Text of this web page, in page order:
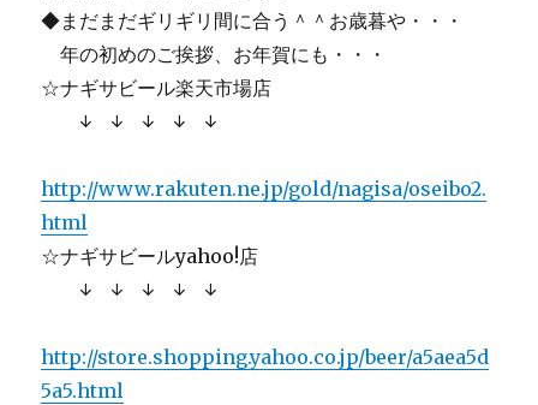
◆まだまだギリギリ間に合う＾＾お歳暮や・・・
年の初めのご挨拶、お年賀にも・・・
☆ナギサビール楽天市場店
↓ ↓ ↓ ↓ ↓
http://www.rakuten.ne.jp/gold/nagisa/oseibo2.
html
☆ナギサビールyahoo!店
↓ ↓ ↓ ↓ ↓
http://store.shopping.yahoo.co.jp/beer/a5aea5d
5a5.html